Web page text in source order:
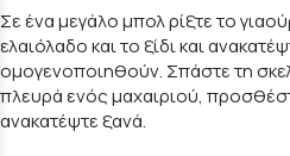
Σε ένα μεγάλο μπολ ρίξτε το
ελαιόλαδο και το ξίδι και
ομογενοποιηθούν. Σπάστε τη
πλευρά ενός μαχαιριού,
ανακατέψτε ξανά.